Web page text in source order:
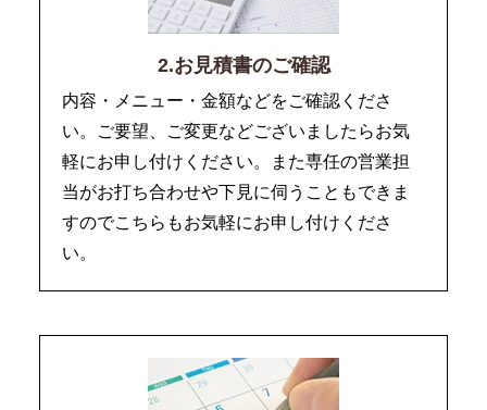
2.お見積書のご確認
内容・メニュー・金額などをご確認くださ
い。ご要望、ご変更などございましたらお気
軽にお申し付けください。また専任の営業担
当がお打ち合わせや下見に伺うこともできま
すのでこちらもお気軽にお申し付けくださ
い。